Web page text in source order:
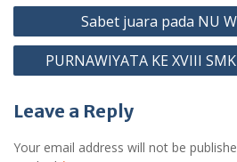
Sabet juara pada NU
PURNAWIYATA KE XVIII
Leave a Reply
Your email address will not be